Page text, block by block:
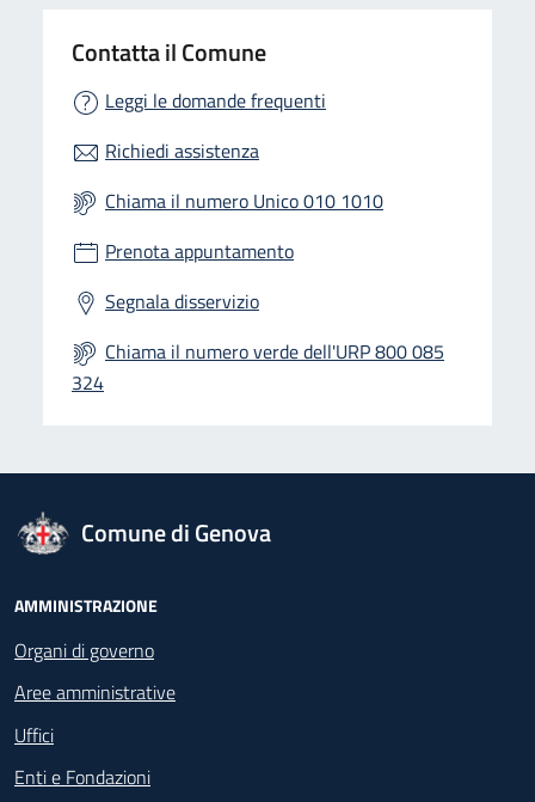
Contatta il Comune
Leggi le domande frequenti
Richiedi assistenza
Chiama il numero Unico 010 1010
Prenota appuntamento
Segnala disservizio
Chiama il numero verde dell'URP 800 085
324
logo Unione Europea
Comune di Genova
Footer - Navigazione
AMMINISTRAZIONE
Organi di governo
Aree amministrative
Uffici
Enti e Fondazioni